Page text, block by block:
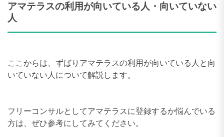
アマテラスの利用が向いている人・向いていない
人
ここからは、ずばりアマテラスの利用が向いている人と向
いていない人について解説します。
フリーコンサルとしてアマテラスに登録するか悩んでいる
方は、ぜひ参考にしてみてください。